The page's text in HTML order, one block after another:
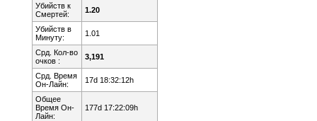
Убийств к
Смертей:
1.20
Убийств в
Минуту:
1.01
Срд. Кол-во
очков :
3,191
Срд. Время
Он-Лайн:
17d 18:32:12h
Общее
Время Он-
Лайн:
177d 17:22:09h